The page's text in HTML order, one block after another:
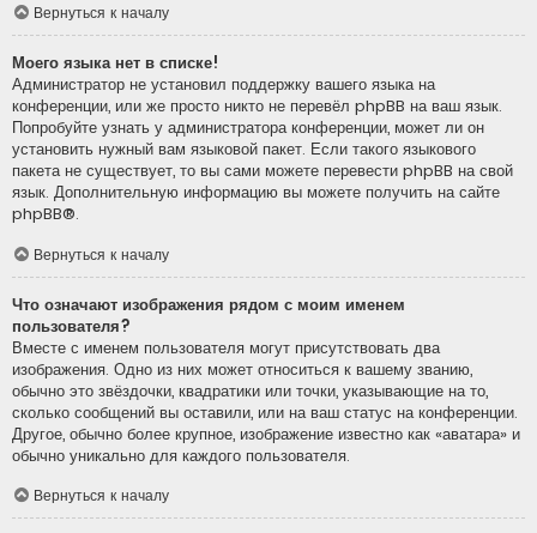
Вернуться к началу
Моего языка нет в списке!
Администратор не установил поддержку вашего языка на
конференции, или же просто никто не перевёл phpBB на ваш язык.
Попробуйте узнать у администратора конференции, может ли он
установить нужный вам языковой пакет. Если такого языкового
пакета не существует, то вы сами можете перевести phpBB на свой
язык. Дополнительную информацию вы можете получить на сайте
phpBB®.
Вернуться к началу
Что означают изображения рядом с моим именем
пользователя?
Вместе с именем пользователя могут присутствовать два
изображения. Одно из них может относиться к вашему званию,
обычно это звёздочки, квадратики или точки, указывающие на то,
сколько сообщений вы оставили, или на ваш статус на конференции.
Другое, обычно более крупное, изображение известно как «аватара» и
обычно уникально для каждого пользователя.
Вернуться к началу